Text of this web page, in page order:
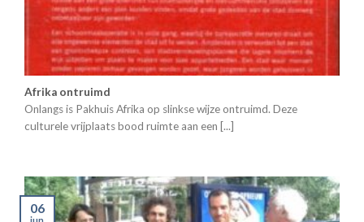
Afrika ontruimd
Onlangs is Pakhuis Afrika op slinkse wijze ontruimd. Deze
culturele vrijplaats bood ruimte aan een [...]
06
jun